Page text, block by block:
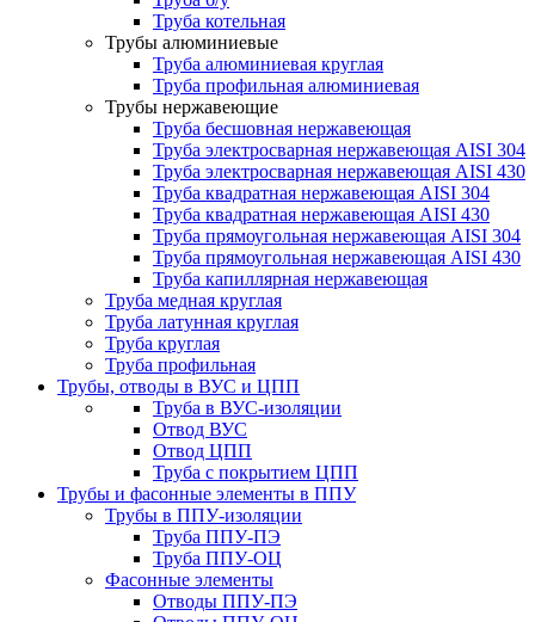
Труба котельная
Трубы алюминиевые
Труба алюминиевая круглая
Труба профильная алюминиевая
Трубы нержавеющие
Труба бесшовная нержавеющая
Труба электросварная нержавеющая AISI 304
Труба электросварная нержавеющая AISI 430
Труба квадратная нержавеющая AISI 304
Труба квадратная нержавеющая AISI 430
Труба прямоугольная нержавеющая AISI 304
Труба прямоугольная нержавеющая AISI 430
Труба капиллярная нержавеющая
Труба медная круглая
Труба латунная круглая
Труба круглая
Труба профильная
Трубы, отводы в ВУС и ЦПП
Труба в ВУС-изоляции
Отвод ВУС
Отвод ЦПП
Труба с покрытием ЦПП
Трубы и фасонные элементы в ППУ
Трубы в ППУ-изоляции
Труба ППУ-ПЭ
Труба ППУ-ОЦ
Фасонные элементы
Отводы ППУ-ПЭ